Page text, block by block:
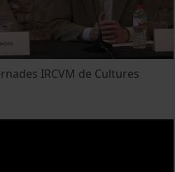
IRCVM de Cultures